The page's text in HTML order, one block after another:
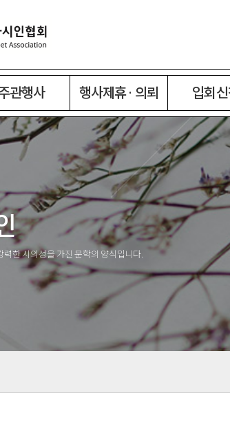
관행사 행사제휴 · 의뢰 입회
한 시의성을 가진 문학의 양식입니다.